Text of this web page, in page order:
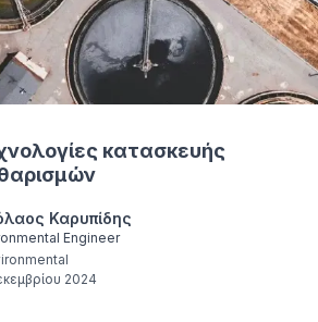
κατασκευής
Καρυπίδης
Engineer
2024